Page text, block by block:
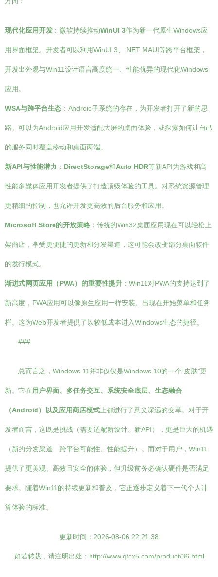
现代化应用开发 ：微软持续推动WinUI 3作为新一代原生Windows应
用界面框架。开发者可以利用WinUI 3、.NET MAUI等跨平台框架，
开发出外观与Win11设计语言高度统一、性能优异的现代化Windows
应用。
WSA与跨平台生态 ：Android子系统的存在，为开发者打开了新的思
路。可以为Android应用开发适配大屏的桌面体验，或探索如何让自己
的服务同时覆盖移动和桌面两端。
新API与性能潜力 ： DirectStorage和Auto HDR等新API为游戏和高
性能多媒体应用开发者提供了打造顶级体验的工具。对系统资源管理
更精细的控制，也允许开发更高效的后台服务和应用。
Microsoft Store的开放策略 ：传统的Win32桌面应用现在可以轻松上
架商店，享受更便捷的更新和分发渠道，这可能会改变部分桌面软件
的发行模式。
渐进式网页应用（PWA）的重要性提升 ：Win11对PWA的支持达到了
新高度，PWA应用可以像原生应用一样安装、出现在开始菜单和任务
栏。这为Web开发者提供了以较低成本进入Windows生态的捷径。
###
总而言之，Windows 11并非仅仅是Windows 10的一个“皮肤”更
新。它在用户界面、多任务交互、系统安全底层、生态融合
（Android）以及应用商店模式 上都进行了意义深远的变革。对于开
发者而言，这既是挑战（需要适配新设计、新API），更是巨大的机遇
（新的分发渠道、跨平台可能性、性能提升）。而对于用户，Win11
提供了更美观、高效且安全的体验，但升级前务必确认硬件是否满足
要求。随着Win11的持续更新和普及，它正逐步定义着下一代个人计
算体验的标准。
更新时间：2026-08-06 22:21:38
如若转载，请注明出处：http://www.qtcx5.com/product/36.html